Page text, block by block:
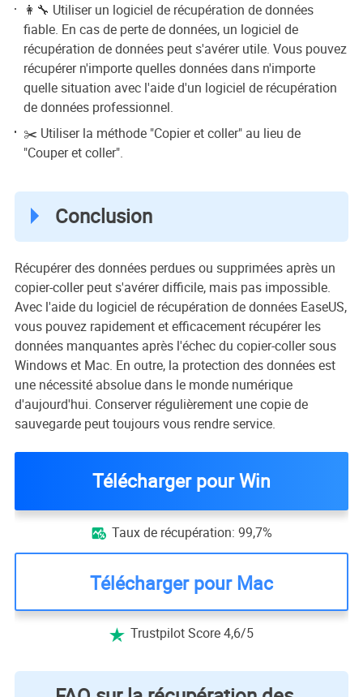
👩‍🔧 Utiliser un logiciel de récupération de données
fiable. En cas de perte de données, un logiciel de
récupération de données peut s'avérer utile. Vous pouvez
récupérer n'importe quelles données dans n'importe
quelle situation avec l'aide d'un logiciel de récupération
de données professionnel.
✂️ Utiliser la méthode "Copier et coller" au lieu de
"Couper et coller".
Conclusion
Récupérer des données perdues ou supprimées après un
copier-coller peut s'avérer difficile, mais pas impossible.
Avec l'aide du logiciel de récupération de données EaseUS,
vous pouvez rapidement et efficacement récupérer les
données manquantes après l'échec du copier-coller sous
Windows et Mac. En outre, la protection des données est
une nécessité absolue dans le monde numérique
d'aujourd'hui. Conserver régulièrement une copie de
sauvegarde peut toujours vous rendre service.
Télécharger pour Win
 Taux de récupération: 99,7%
Télécharger pour Mac
 Trustpilot Score 4,6/5